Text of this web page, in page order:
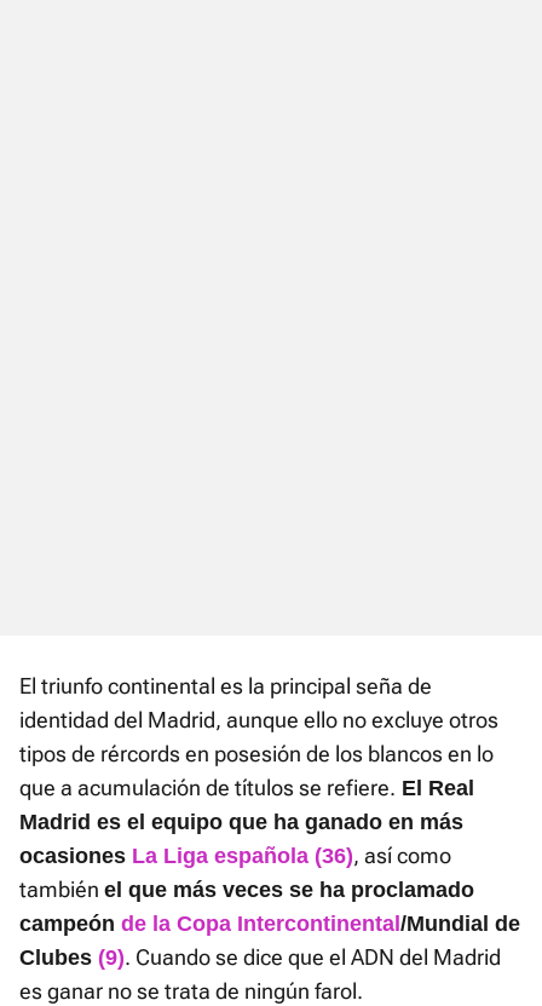
El triunfo continental es la principal seña de
identidad del Madrid, aunque ello no excluye otros
tipos de rércords en posesión de los blancos en lo
que a acumulación de títulos se refiere. El Real
Madrid es el equipo que ha ganado en más
ocasiones La Liga española (36), así como
también el que más veces se ha proclamado
campeón de la Copa Intercontinental /Mundial de
Clubes (9). Cuando se dice que el ADN del Madrid
es ganar no se trata de ningún farol.